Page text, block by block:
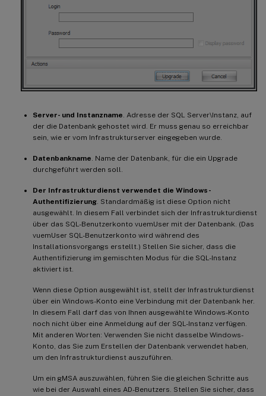
Server- und Instanzname. Adresse der SQL Server\Instanz, auf
der die Datenbank gehostet wird. Er muss genau so erreichbar
sein, wie er vom Infrastrukturserver eingegeben wurde.
Datenbankname. Name der Datenbank, für die ein Upgrade
durchgeführt werden soll.
Der Infrastrukturdienst verwendet die Windows-
Authentifizierung. Standardmäßig ist diese Option nicht
ausgewählt. In diesem Fall verbindet sich der Infrastrukturdienst
über das SQL-Benutzerkonto vuemUser mit der Datenbank. (Das
vuemUser SQL-Benutzerkonto wird während des
Installationsvorgangs erstellt.) Stellen Sie sicher, dass die
Authentifizierung im gemischten Modus für die SQL-Instanz
aktiviert ist.
Wenn diese Option ausgewählt ist, stellt der Infrastrukturdienst
über ein Windows-Konto eine Verbindung mit der Datenbank her.
In diesem Fall darf das von Ihnen ausgewählte Windows-Konto
noch nicht über eine Anmeldung auf der SQL-Instanz verfügen.
Mit anderen Worten: Verwenden Sie nicht dasselbe Windows-
Konto, das Sie zum Erstellen der Datenbank verwendet haben,
um den Infrastrukturdienst auszuführen.
Um ein gMSA auszuwählen, führen Sie die gleichen Schritte aus
wie bei der Auswahl eines AD-Benutzers. Stellen Sie sicher, dass